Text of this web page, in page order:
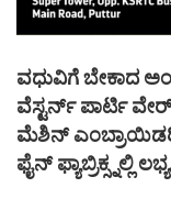
ವಧುವಿಗೆ ಬೇಕಾದ
ವೆಸ್ಟರ್ನ್ ಪಾರ್ಟಿ
ಮೆಶಿನ್
ಫೈನ್ ಫ್ಯಾಬ್ರಿಕ್ಸ್ನಲ್ಲಿ